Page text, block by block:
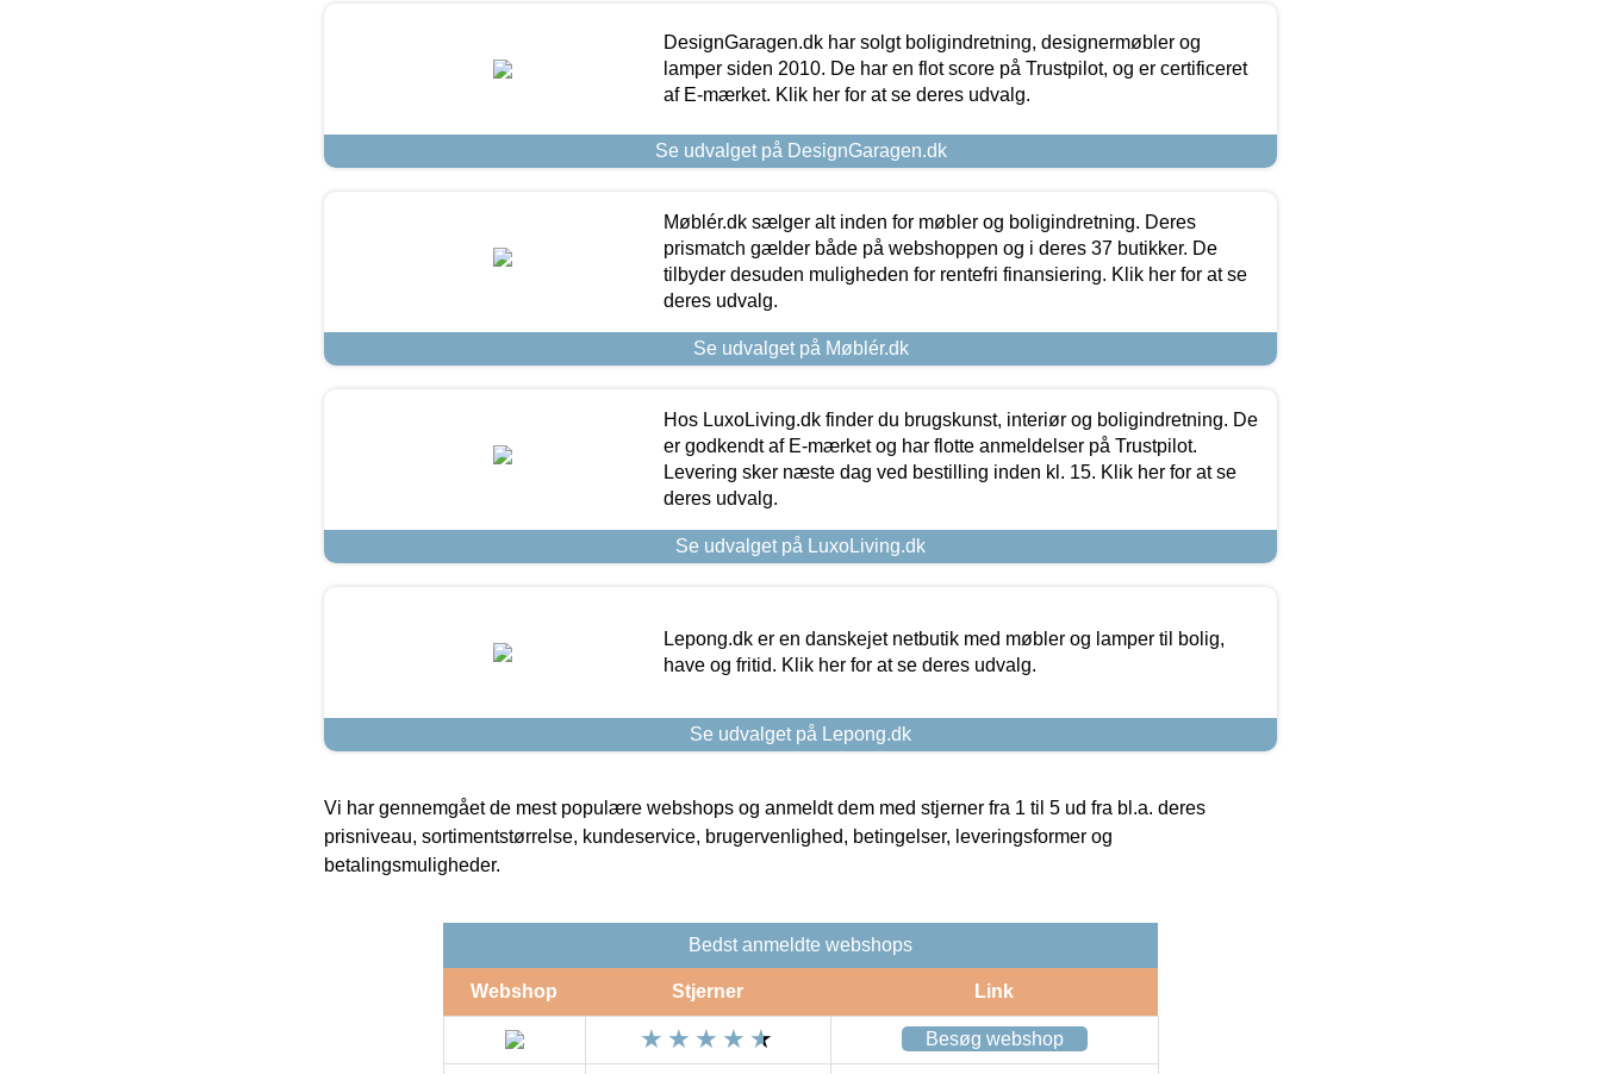
DesignGaragen.dk har solgt boligindretning, designermøbler og
lamper siden 2010. De har en flot score på Trustpilot, og er certificeret
af E-mærket. Klik her for at se deres udvalg.
Se udvalget på DesignGaragen.dk
Møblér.dk sælger alt inden for møbler og boligindretning. Deres
prismatch gælder både på webshoppen og i deres 37 butikker. De
tilbyder desuden muligheden for rentefri finansiering. Klik her for at se
deres udvalg.
Se udvalget på Møblér.dk
Hos LuxoLiving.dk finder du brugskunst, interiør og boligindretning. De
er godkendt af E-mærket og har flotte anmeldelser på Trustpilot.
Levering sker næste dag ved bestilling inden kl. 15. Klik her for at se
deres udvalg.
Se udvalget på LuxoLiving.dk
Lepong.dk er en danskejet netbutik med møbler og lamper til bolig,
have og fritid. Klik her for at se deres udvalg.
Se udvalget på Lepong.dk
Vi har gennemgået de mest populære webshops og anmeldt dem med stjerner fra 1 til 5 ud fra bl.a. deres
prisniveau, sortimentstørrelse, kundeservice, brugervenlighed, betingelser, leveringsformer og
betalingsmuligheder.
Bedst anmeldte webshops
Webshop Stjerner Link
Besøg webshop